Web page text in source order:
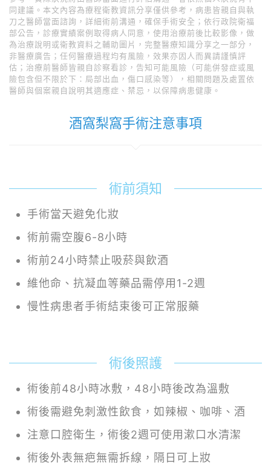
同建議。本文內容為療程衛教資訊分享僅供參考，病患皆親自與執
刀之醫師當面諮詢，詳細術前溝通，確保手術安全；依行政院衛福
部公告，診療實績案例取得病人同意，使用治療前後比較影像，做
為治療說明或衛教資料之輔助圖片，完整醫療知識分享之一部分，
非醫療廣告；任何醫療過程均有風險，效果亦因人而異請謹慎評
估；治療前醫師皆親自診察看診，告知可能風險（可能併發症或風
險包含但不限於下：局部出血，傷口感染等），相關問題及處置依
醫師與個案親自說明其適應症、禁忌，以保障病患健康。
酒窩梨窩手術注意事項
術前須知
手術當天避免化妝
術前需空腹6-8小時
術前24小時禁止吸菸與飲酒
維他命、抗凝血等藥品需停用1-2週
慢性病患者手術結束後可正常服藥
術後照護
術後前48小時冰敷，48小時後改為溫敷
術後需避免刺激性飲食，如辣椒、咖啡、酒
注意口腔衛生，術後2週可使用漱口水清潔
術後外表無疤無需拆線，隔日可上妝